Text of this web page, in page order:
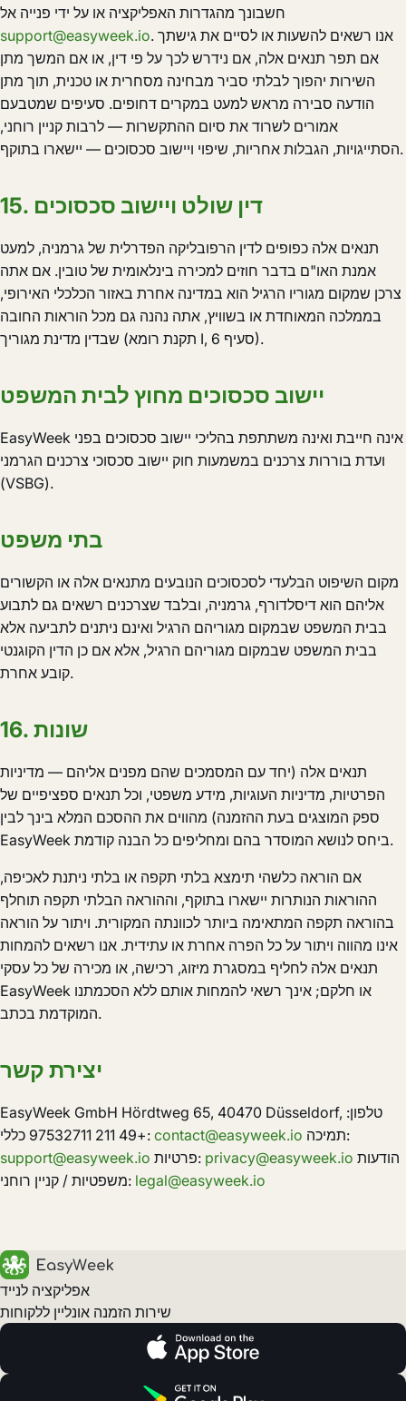
חשבונך מהגדרות האפליקציה או על ידי פנייה אל
support@easyweek.io. אנו רשאים להשעות או לסיים את גישתך
אם תפר תנאים אלה, אם נידרש לכך על פי דין, או אם המשך מתן
השירות יהפוך לבלתי סביר מבחינה מסחרית או טכנית, תוך מתן
הודעה סבירה מראש למעט במקרים דחופים. סעיפים שמטבעם
אמורים לשרוד את סיום ההתקשרות — לרבות קניין רוחני,
הסתייגויות, הגבלות אחריות, שיפוי ויישוב סכסוכים — יישארו בתוקף.
15. דין שולט ויישוב סכסוכים
תנאים אלה כפופים לדין הרפובליקה הפדרלית של גרמניה, למעט
אמנת האו"ם בדבר חוזים למכירה בינלאומית של טובין. אם אתה
צרכן שמקום מגוריו הרגיל הוא במדינה אחרת באזור הכלכלי האירופי,
בממלכה המאוחדת או בשוויץ, אתה נהנה גם מכל הוראות החובה
שבדין מדינת מגוריך (תקנת רומא I, סעיף 6).
יישוב סכסוכים מחוץ לבית המשפט
EasyWeek אינה חייבת ואינה משתתפת בהליכי יישוב סכסוכים בפני
ועדת בוררות צרכנים במשמעות חוק יישוב סכסוכי צרכנים הגרמני
(VSBG).
בתי משפט
מקום השיפוט הבלעדי לסכסוכים הנובעים מתנאים אלה או הקשורים
אליהם הוא דיסלדורף, גרמניה, ובלבד שצרכנים רשאים גם לתבוע
בבית המשפט שבמקום מגוריהם הרגיל ואינם ניתנים לתביעה אלא
בבית המשפט שבמקום מגוריהם הרגיל, אלא אם כן הדין הקוגנטי
קובע אחרת.
16. שונות
תנאים אלה (יחד עם המסמכים שהם מפנים אליהם — מדיניות
הפרטיות, מדיניות העוגיות, מידע משפטי, וכל תנאים ספציפיים של
ספק המוצגים בעת ההזמנה) מהווים את ההסכם המלא בינך לבין
EasyWeek ביחס לנושא המוסדר בהם ומחליפים כל הבנה קודמת.
אם הוראה כלשהי תימצא בלתי תקפה או בלתי ניתנת לאכיפה,
ההוראות הנותרות יישארו בתוקף, וההוראה הבלתי תקפה תוחלף
בהוראה תקפה המתאימה ביותר לכוונתה המקורית. ויתור על הוראה
אינו מהווה ויתור על כל הפרה אחרת או עתידית. אנו רשאים להמחות
תנאים אלה לחליף במסגרת מיזוג, רכישה, או מכירה של כל עסקי
EasyWeek או חלקם; אינך רשאי להמחות אותם ללא הסכמתנו
המוקדמת בכתב.
יצירת קשר
EasyWeek GmbH Hördtweg 65, 40470 Düsseldorf, טלפון:
+49 211 97532711 כללי: contact@easyweek.io
תמיכה:
support@easyweek.io
פרטיות: privacy@easyweek.io
משפטיות / קניין רוחני: legal@easyweek.io
אפליקציה לנייד
שירות הזמנה אונליין ללקוחות